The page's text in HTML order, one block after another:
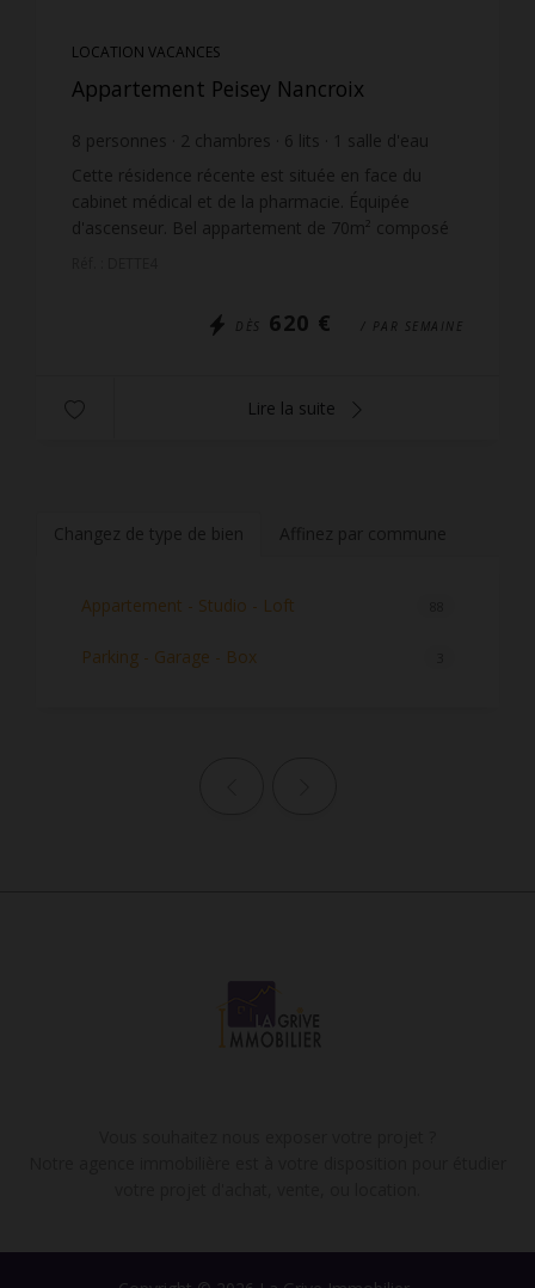
LOCATION VACANCES
Appartement Peisey Nancroix
8 personnes 2 chambres 6 lits 1 salle d'eau
1 salle de bain
Cette résidence récente est située en face du
cabinet médical et de la pharmacie. Équipée
d'ascenseur. Bel appartement de 70m² composé
DÈS 620 € / PAR SEMAINE
Lire la suite
Changez de type de bien Affinez par commune
Appartement - Studio - Loft
Parking - Garage - Box